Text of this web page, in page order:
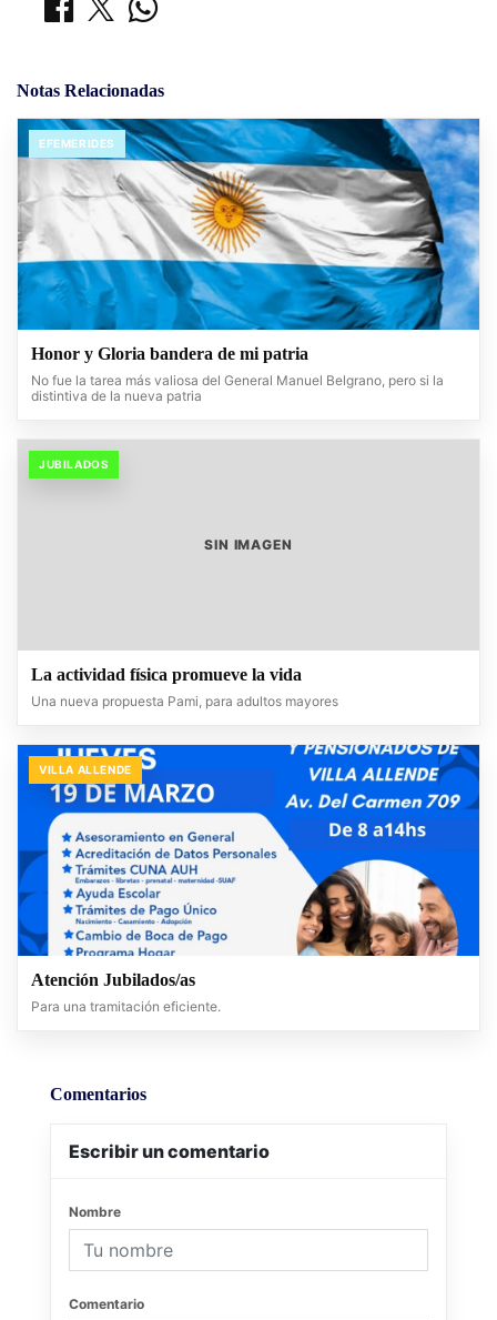
Notas Relacionadas
EFEMERIDES
Honor y Gloria bandera de mi patria
No fue la tarea más valiosa del General Manuel Belgrano, pero si la
distintiva de la nueva patria
JUBILADOS
SIN IMAGEN
La actividad física promueve la vida
Una nueva propuesta Pami, para adultos mayores
VILLA ALLENDE
Atención Jubilados/as
Para una tramitación eficiente.
Comentarios
Escribir un comentario
Nombre
Comentario